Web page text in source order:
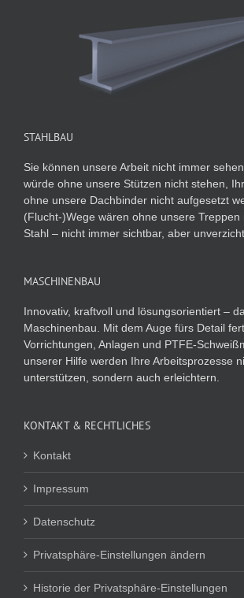
STAHLBAU
Sie können unsere Arbeit nicht immer
würde ohne unsere Stützen nicht stehen,
ohne unsere Dachbinder nicht aufgesetzt
(Flucht-)Wege wären ohne unsere Treppen
Stahl – nicht immer sichtbar, aber
MASCHINENBAU
Innovativ, kraftvoll und lösungsorientiert –
Maschinenbau. Mit dem Auge fürs Detail
Vorrichtungen, Anlagen und PTFE-
unserer Hilfe werden Ihre Arbeitsprozesse
unterstützen, sondern auch erleichtern.
KONTAKT & RECHTLICHES
Kontakt
Impressum
Datenschutz
Privatsphäre-Einstellungen ändern
Historie der Privatsphäre-Einstellungen